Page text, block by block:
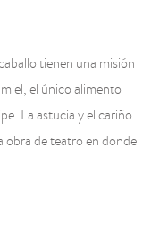
tienen una misión
el único alimento
La astucia y el cariño
obra de teatro en donde